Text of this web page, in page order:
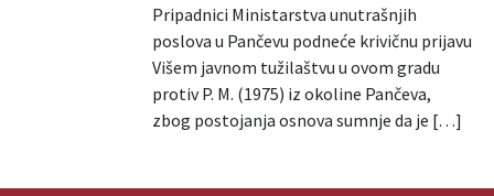
Pripadnici Ministarstva unutrašnjih
poslova u Pančevu podneće krivičnu prijavu
Višem javnom tužilaštvu u ovom gradu
protiv P. M. (1975) iz okoline Pančeva,
zbog postojanja osnova sumnje da je […]